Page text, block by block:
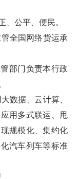
、公平、便民。
全国网络货运承
部门负责本行政
数据、云计算、
用多式联运、甩
规模化、集约化
汽车列车等标准